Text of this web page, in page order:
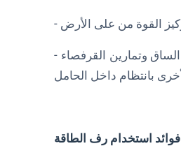
- كما يتم أداء تمارين صباح الخير وتمارين الاندفاع بالعضلات والاندفاع بالعضلات ورفع ربلة الساق وتمارين القرفصاء
فوائد استخدام رف الطاقة